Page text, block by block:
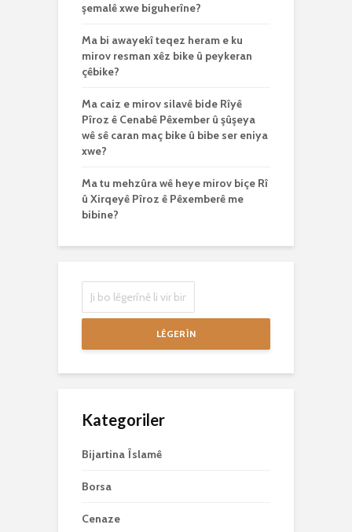
şemalê xwe biguherîne?
Ma bi awayekî teqez heram e ku
mirov resman xêz bike û peykeran
çêbike?
Ma caiz e mirov silavê bide Rîyê
Pîroz ê Cenabê Pêxember û şûşeya
wê sê caran maç bike û bibe ser eniya
xwe?
Ma tu mehzûra wê heye mirov biçe Rî
û Xirqeyê Pîroz ê Pêxemberê me
bibine?
LÊGERÎN
Kategoriler
Bijartina Îslamê
Borsa
Cenaze